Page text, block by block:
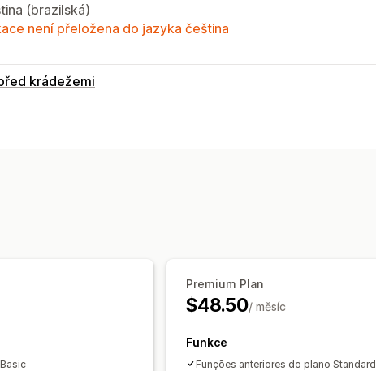
(brazilská)
není přeložena do jazyka čeština
krádežemi
Premium Plan
$48.50/ měsíc
Funkce
Funções anteriores do plano Standard